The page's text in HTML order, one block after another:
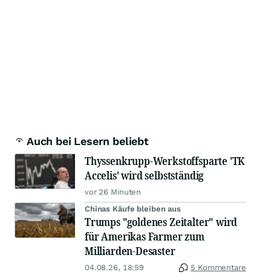
Auch bei Lesern beliebt
Thyssenkrupp-Werkstoffsparte 'TK
Accelis' wird selbstständig
vor 26 Minuten
Chinas Käufe bleiben aus
Trumps "goldenes Zeitalter" wird
für Amerikas Farmer zum
Milliarden-Desaster
04.08.26, 18:59 5 Kommentare